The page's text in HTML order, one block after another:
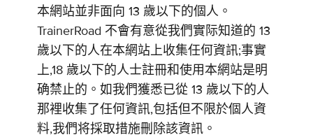
本網站並非面向 13 歲以下的個人。
TrainerRoad 不會有意從我們實际知道的 13
歲以下的人在本網站上收集任何資訊;事實
上,18 歲以下的人士註冊和使用本網站是明
确禁止的。如我們獲悉已從 13 歲以下的人
那裡收集了任何資訊,包括但不限於個人資
料,我們将採取措施刪除該資訊。